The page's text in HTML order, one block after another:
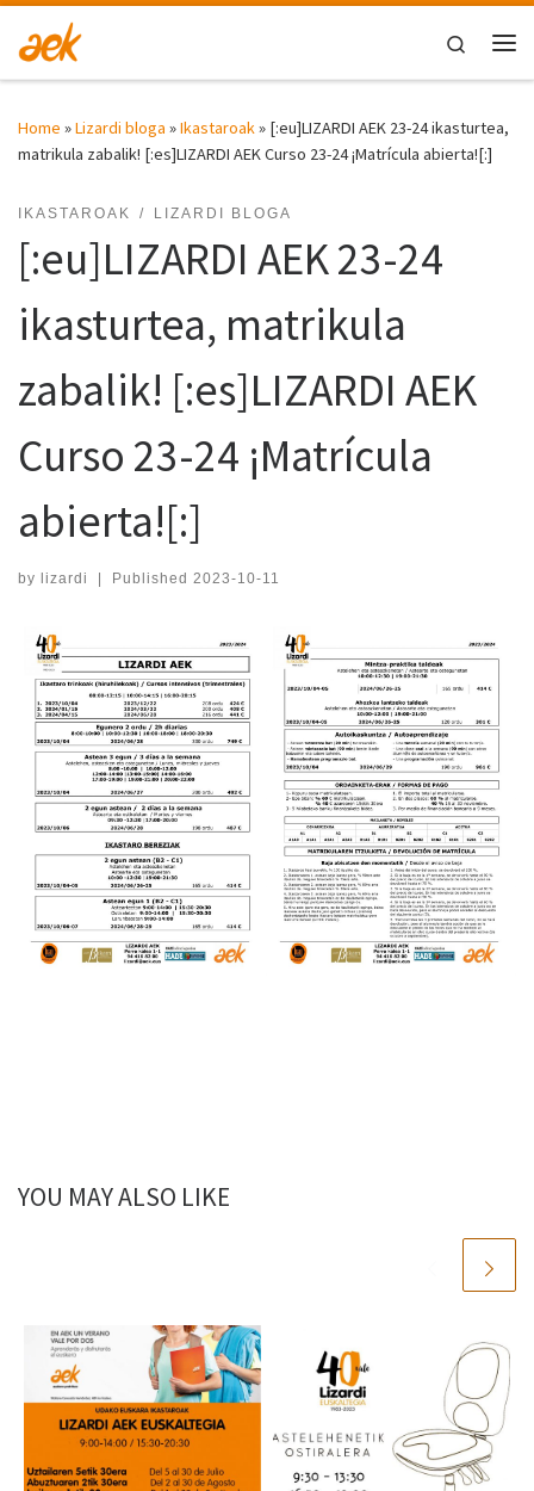
Skip to content
Search
Home »Lizardi bloga »Ikastaroak» [:eu]LIZARDI AEK 23-24 ikasturtea,
matrikula zabalik! [:es]LIZARDI AEK Curso 23-24 ¡Matrícula abierta![:]
IKASTAROAK LIZARDI BLOGA
[:eu]LIZARDI AEK 23-24
ikasturtea, matrikula
zabalik! [:es]LIZARDI AEK
Curso 23-24 ¡Matrícula
abierta![:]
by lizardi | Published 2023-10-11
YOU MAY ALSO LIKE